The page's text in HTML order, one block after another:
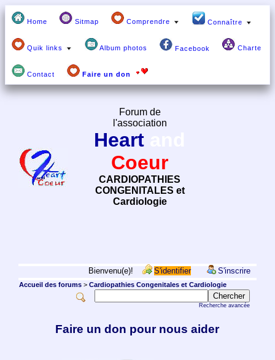
Home Sitmap Comprendre Connaître
Quik links Album photos Facebook Charte
Contact Faire un don
Forum de
l'association
Heart
Coeur
CARDIOPATHIES
CONGENITALES et
Cardiologie
Bienvenu(e)! S'identifier S'inscrire
Accueil des forums> Cardiopathies Congenitales et Cardiologie
Recherche avancée
Faire un don pour nous aider